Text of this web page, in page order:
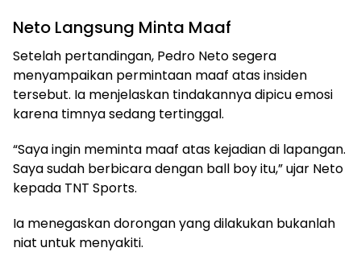
Neto Langsung Minta Maaf
Setelah pertandingan, Pedro Neto segera
menyampaikan permintaan maaf atas insiden
tersebut. Ia menjelaskan tindakannya dipicu emosi
karena timnya sedang tertinggal.
“Saya ingin meminta maaf atas kejadian di lapangan.
Saya sudah berbicara dengan ball boy itu,” ujar Neto
kepada TNT Sports.
Ia menegaskan dorongan yang dilakukan bukanlah
niat untuk menyakiti.